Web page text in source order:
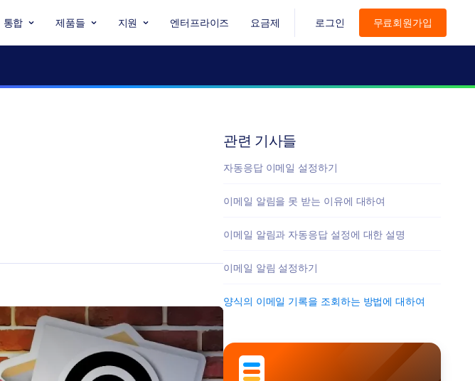
통합 제품들 지원 엔터프라이즈 요금제 로그인 무료회원가입
관련 기사들
자동응답 이메일 설정하기
이메일 알림을 못 받는 이유에 대하여
이메일 알림과 자동응답 설정에 대한 설명
이메일 알림 설정하기
양식의 이메일 기록을 조회하는 방법에 대하여